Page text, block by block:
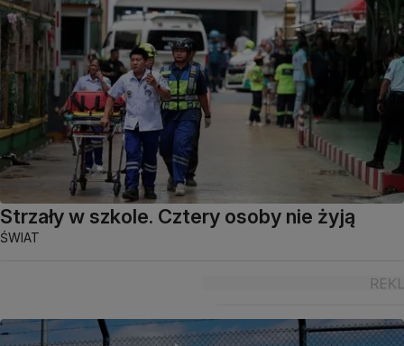
Strzały w szkole. Cztery osoby nie żyją
ŚWIAT